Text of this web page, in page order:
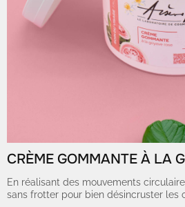
CRÈME GOMMANTE À LA
En réalisant des mouvements
sans frotter pour bien désincruster les